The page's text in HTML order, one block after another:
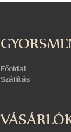
Főoldal
Szállítás